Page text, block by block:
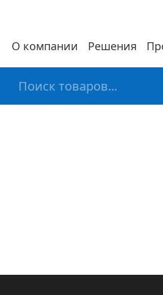
О компании Решения